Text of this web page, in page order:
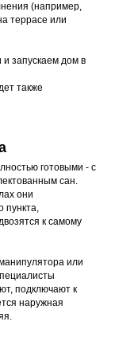
(например,
террасе или
запускаем дом в
также
готовыми - с
сан.
они
пункта,
к самому
или
подключают к
наружная